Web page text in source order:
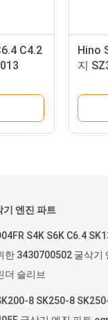
C4.2
아
Hino
지
기 엔진 파트
S4K S6K C6.4
한 3430700502 굴삭기
더 슬리브
8 SK250-8